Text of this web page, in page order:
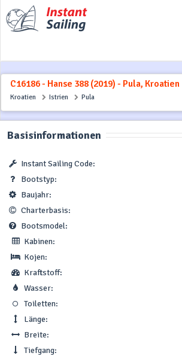
C16186 - Hanse 388 (2019) - Pula, Kroatien
Kroatien Istrien Pula
Basisinformationen
Instant Sailing Code:
Bootstyp:
Baujahr:
Charterbasis:
Bootsmodel:
Kabinen:
Kojen:
Kraftstoff:
Wasser:
Toiletten:
Länge:
Breite:
Tiefgang: